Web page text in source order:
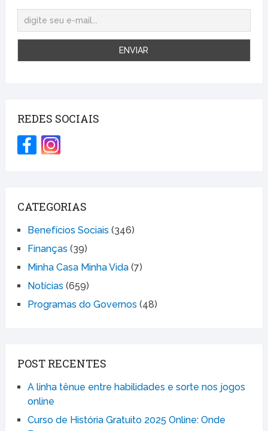
REDES SOCIAIS
CATEGORIAS
Benefícios Sociais (346)
Finanças (39)
Minha Casa Minha Vida(7)
Notícias (659)
Programas do Governos (48)
POST RECENTES
A linha tênue entre habilidades e sorte nos jogos
online
Curso de História Gratuito 2025 Online: Onde